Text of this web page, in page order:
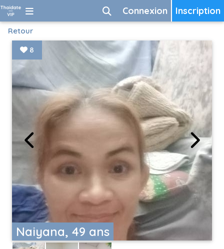
Inscription
Connexion
Retour
Naiyana, 49 ans
8